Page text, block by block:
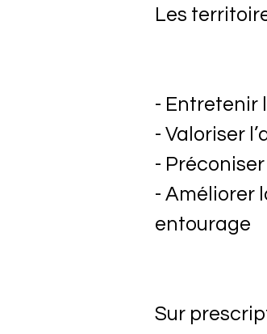
Les
- Entretenir
- Valoriser
-
- Améliorer
entourage
Sur